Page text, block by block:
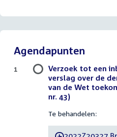
Agendapunten
Verzoek tot een
verslag over de
van de Wet
nr. 43)
Te behandelen:
1